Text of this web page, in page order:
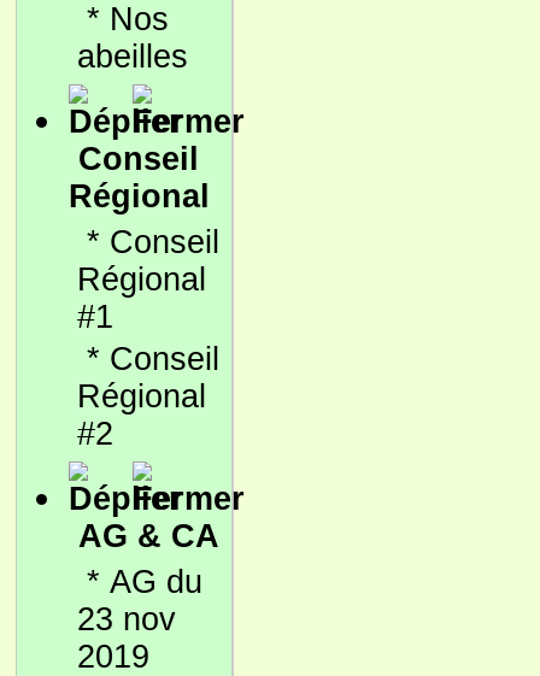
* Nos
abeilles
Conseil
Régional
* Conseil
Régional
#1
* Conseil
Régional
#2
AG & CA
* AG du
23 nov
2019